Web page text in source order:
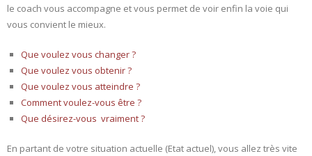
le coach vous accompagne et vous permet de voir enfin la voie qui
vous convient le mieux.
Que voulez vous changer ?
Que voulez vous obtenir ?
Que voulez vous atteindre ?
Comment voulez-vous être ?
Que désirez-vous vraiment ?
En partant de votre situation actuelle (Etat actuel), vous allez très vite